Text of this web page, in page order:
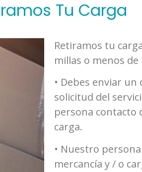
Tu Carga
Retiramos tu
millas o menos
• Debes enviar
solicitud del
persona contacto
carga.
• Nuestro
mercancía y / o